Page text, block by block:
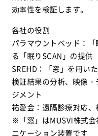
効率性を検証します。
各社の役割
パラマウントベッド：
る「眠りSCAN」の提供
SREHD：「窓」を用い
検証結果の分析、映像
ジメント
祐愛会：遠隔診療対応
※「窓」はMUSVI株式
ニケーション装置です